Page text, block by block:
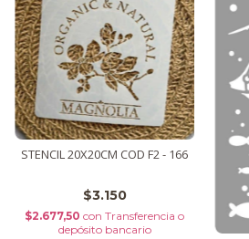
STENCIL 20X20CM COD F2 - 166
$3.150
$2.677,50 con Transferencia o
depósito bancario